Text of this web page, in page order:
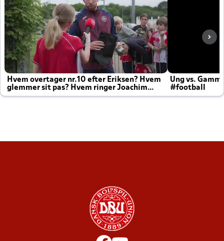
Hvem overtager nr.10 efter Eriksen? Hvem
glemmer sit pas? Hvem ringer Joachim
altid til efter kampe?
Ung vs.
#football